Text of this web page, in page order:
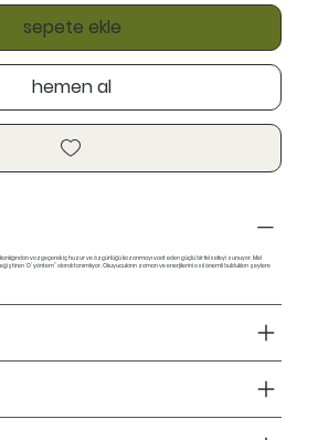
sepete ekle
hemen al
vazgeçerek iç huzur ve özgürlüğü kazanmayı vaat eden güçlü bir felsefeyi sunuyor. Mel
‘O’ yöntem” olarak tanımlıyor. Okuyucuların zaman ve enerjilerini asıl önemli buldukları şeylere